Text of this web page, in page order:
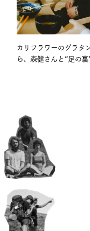
カリフラワーのグラタ
ら、森健さんと“足の